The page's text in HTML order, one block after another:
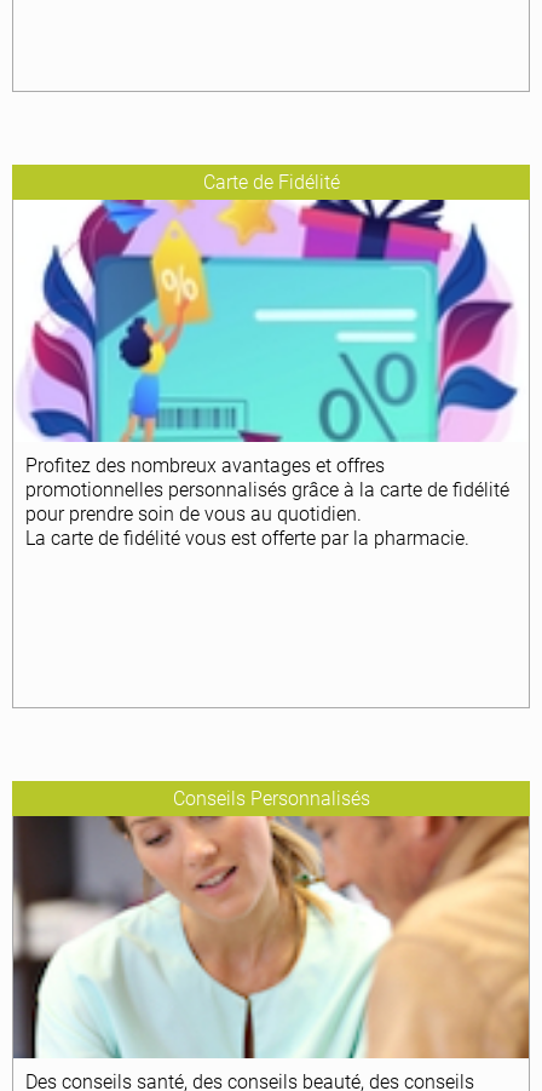
Carte de Fidélité
Profitez des nombreux avantages et offres
promotionnelles personnalisés grâce à la carte de fidélité
pour prendre soin de vous au quotidien.
La carte de fidélité vous est offerte par la pharmacie.
Conseils Personnalisés
Des conseils santé, des conseils beauté, des conseils